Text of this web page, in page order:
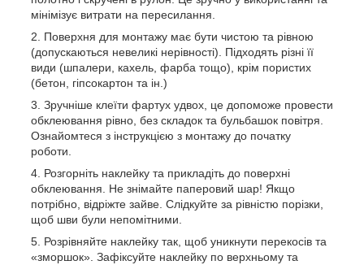
мінімізує витрати на пересилання.
Поверхня для монтажу має бути чистою та рівною
(допускаються невеликі нерівності). Підходять різні її
види (шпалери, кахель, фарба тощо), крім пористих
(бетон, гіпсокартон та ін.)
Зручніше клеїти фартух удвох, це допоможе провести
обклеювання рівно, без складок та бульбашок повітря.
Ознайомтеся з інструкцією з монтажу до початку
роботи.
Розгорніть наклейку та прикладіть до поверхні
обклеювання. Не знімайте паперовий шар! Якщо
потрібно, відріжте зайве. Слідкуйте за рівністю порізки,
щоб шви були непомітними.
Розрівняйте наклейку так, щоб уникнути перекосів та
«зморшок». Зафіксуйте наклейку по верхньому та